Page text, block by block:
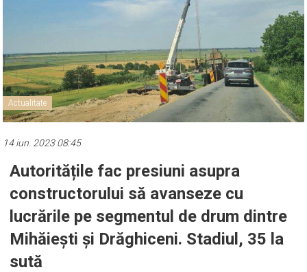
Actualitate
14 iun. 2023 08:45
Autoritățile fac presiuni asupra
constructorului să avanseze cu
lucrările pe segmentul de drum dintre
Mihăiești și Drăghiceni. Stadiul, 35 la
sută